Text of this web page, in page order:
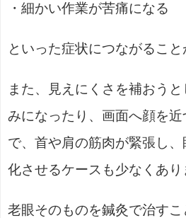
・細かい作業が苦痛になる
といった症状につながること
また、見えにくさを補おう
みになったり、画面へ顔を近
で、首や肩の筋肉が緊張し
化させるケースも少なくあり
老眼そのものを鍼灸で治すこ